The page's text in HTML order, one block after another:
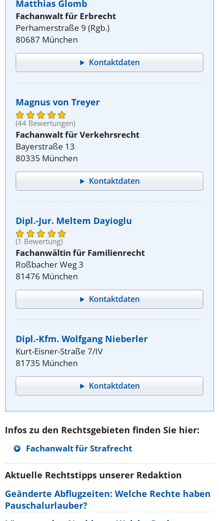
Matthias Glomb
Fachanwalt für Erbrecht
Perhamerstraße 9 (Rgb.)
80687 München
Kontaktdaten
Magnus von Treyer
(44 Bewertungen)
Fachanwalt für Verkehrsrecht
Bayerstraße 13
80335 München
Kontaktdaten
Dipl.-Jur. Meltem Dayioglu
(1 Bewertung)
Fachanwältin für Familienrecht
Roßbacher Weg 3
81476 München
Kontaktdaten
Dipl.-Kfm. Wolfgang Nieberler
Kurt-Eisner-Straße 7/IV
81735 München
Kontaktdaten
Infos zu den Rechtsgebieten finden Sie hier:
Fachanwalt für Strafrecht
Aktuelle Rechtstipps unserer Redaktion
Geänderte Abflugzeiten: Welche Rechte haben
Pauschalurlauber?